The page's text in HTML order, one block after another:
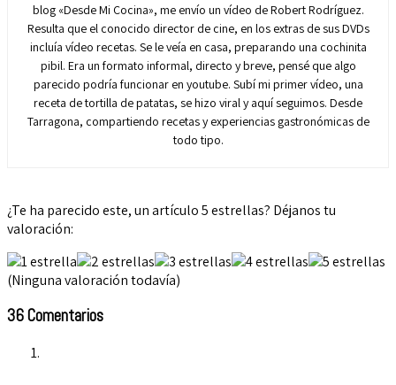
blog «Desde Mi Cocina», me envío un vídeo de Robert Rodríguez.
Resulta que el conocido director de cine, en los extras de sus DVDs
incluía vídeo recetas. Se le veía en casa, preparando una cochinita
pibil. Era un formato informal, directo y breve, pensé que algo
parecido podría funcionar en youtube. Subí mi primer vídeo, una
receta de tortilla de patatas, se hizo viral y aquí seguimos. Desde
Tarragona, compartiendo recetas y experiencias gastronómicas de
todo tipo.
¿Te ha parecido este, un artículo 5 estrellas? Déjanos tu
valoración:
(Ninguna valoración todavía)
36 Comentarios